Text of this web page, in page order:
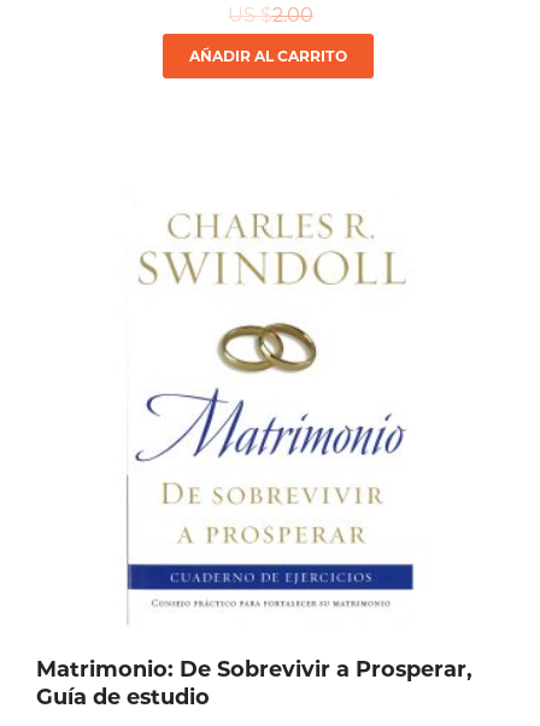
US $2.00
AÑADIR AL CARRITO
Matrimonio: De Sobrevivir a Prosperar,
Guía de estudio